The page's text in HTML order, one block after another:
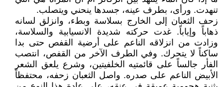
تنهدت. ورأى، بطرف عينه، جسدها ينحني ويتصلب.
زحف الثعبان إلى الخارج بسلاسة وبطء، وانزلق لسانه
ذهاباً وإياباً. غدت حركته شديدة الانسيابية والسلاسة،
وزادت من انزلاقه الناعم على أرضية القفص حتى بدا
ساكناً لا يتحرك. وفي الطرف الآخر من القفص، انتصب
الفأر جالساً على قائمتيه الخلفيتين، وشرع يلعق الشعر
الأبيض الناعم على صدره. واصل الثعبان زحفه، محتفظاً